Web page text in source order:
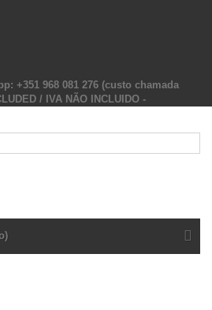
+351 968 081 276 (custo chamada
/ IVA NÃO INCLUIDO -